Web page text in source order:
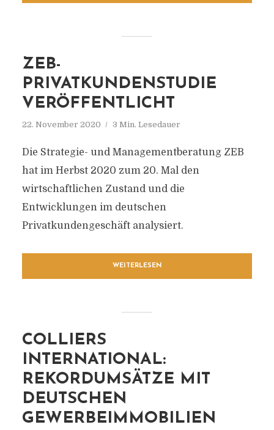
ZEB-
PRIVATKUNDENSTUDIE
VERÖFFENTLICHT
22. November 2020 3 Min. Lesedauer
Die Strategie- und Managementberatung ZEB
hat im Herbst 2020 zum 20. Mal den
wirtschaftlichen Zustand und die
Entwicklungen im deutschen
Privatkundengeschäft analysiert.
WEITERLESEN
COLLIERS
INTERNATIONAL:
REKORDUMSÄTZE MIT
DEUTSCHEN
GEWERBEIMMOBILIEN